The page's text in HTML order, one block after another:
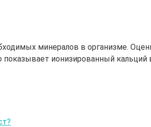
минералов в организме.
ионизированный кальций